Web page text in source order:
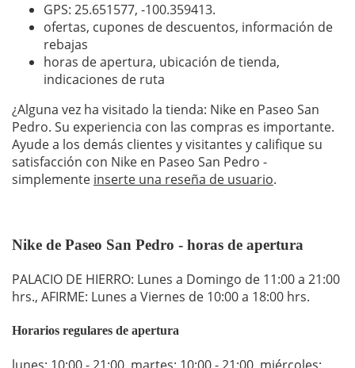
GPS: 25.651577, -100.359413.
ofertas, cupones de descuentos, información de
rebajas
horas de apertura, ubicación de tienda,
indicaciones de ruta
¿Alguna vez ha visitado la tienda: Nike en Paseo San
Pedro. Su experiencia con las compras es importante.
Ayude a los demás clientes y visitantes y califique su
satisfacción con Nike en Paseo San Pedro -
simplemente inserte una reseña de usuario.
Nike de Paseo San Pedro - horas de apertura
PALACIO DE HIERRO: Lunes a Domingo de 11:00 a 21:00
hrs., AFIRME: Lunes a Viernes de 10:00 a 18:00 hrs.
Horarios regulares de apertura